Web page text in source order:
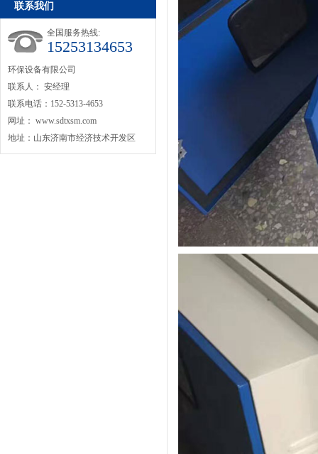
联系我们
全国服务热线:
15253134653
环保设备有限公司
联系人： 安经理
联系电话：152-5313-4653
网址： www.sdtxsm.com
地址：山东济南市经济技术开发区